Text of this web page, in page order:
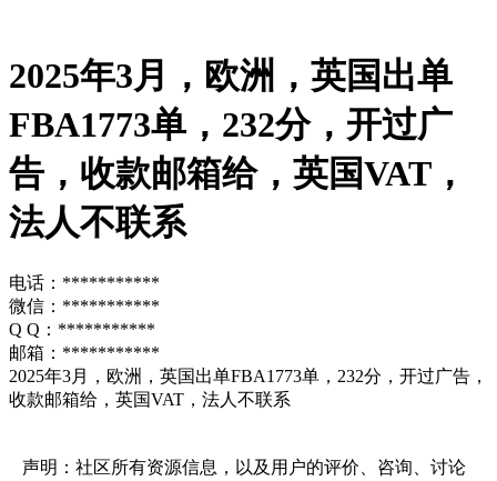
2025年3月，欧洲，英国出单
FBA1773单，232分，开过广
告，收款邮箱给，英国VAT，
法人不联系
电话：***********
微信：***********
Q Q：***********
邮箱：***********
2025年3月，欧洲，英国出单FBA1773单，232分，开过广告，
收款邮箱给，英国VAT，法人不联系
声明：社区所有资源信息，以及用户的评价、咨询、讨论